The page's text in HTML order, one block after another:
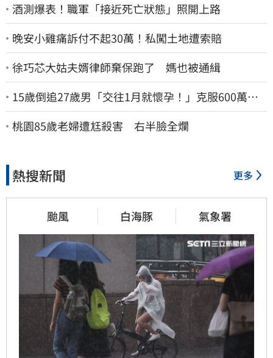
酒測爆表！職軍「接近死亡狀態」照開上路
晚安小雞痛訴付不起30萬！私闖土地遭索賠
徐巧芯大姑夫婿律師棄保跑了 媽也被通緝
15歲倒追27歲男「交往1月就懷孕！」克服600萬債
務 36歲美魔女當阿嬤了
桃園85歲老婦遭尪殺害 右半臉全爛
熱搜新聞 更多
颱風 白海豚 氣象署